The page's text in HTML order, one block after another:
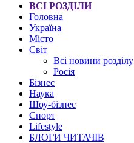
ВСІ РОЗДІЛИ
Головна
Україна
Місто
Світ
Всі новини розділу
Росія
Бізнес
Наука
Шоу-бізнес
Спорт
Lifestyle
БЛОГИ ЧИТАЧІВ